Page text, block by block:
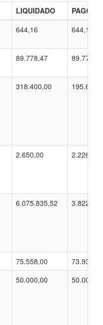
LIQUIDADO
PAGO
644,16 644,16
89.778,47 89.778,47
318.400,00
2.650,00 2.226,00
6.075.835,52
75.558,00
73.937,00
50.000,00 50.000,00